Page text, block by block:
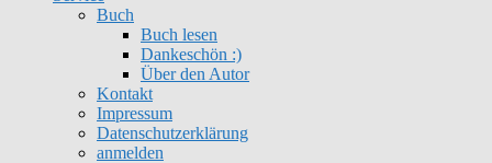
Buch
Buch lesen
Dankeschön :)
Über den Autor
Kontakt
Impressum
Datenschutzerklärung
anmelden